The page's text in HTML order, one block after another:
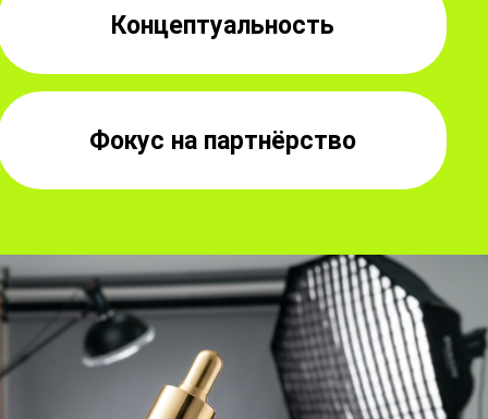
Концептуальность
Фокус на партнёрство